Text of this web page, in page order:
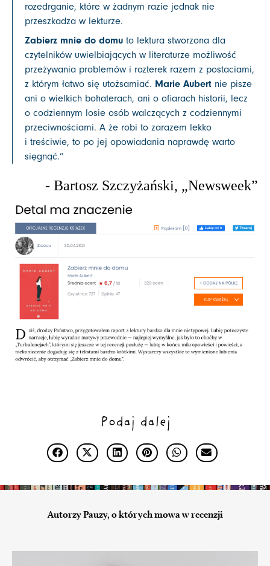
rozedrganie, które w żadnym razie jednak nie
przeszkadza w lekturze.
Zabierz mnie do domuto lektura stworzona dla
czytelników uwielbiających w literaturze możliwość
przeżywania problemów i rozterek razem z postaciami,
z którym łatwo się utożsamiać. Marie Aubertnie pisze
ani o wielkich bohaterach, ani o ofiarach historii, lecz
o codziennym losie osób walczących z codziennymi
przeciwnościami. A że robi to zarazem lekko
i treściwie, to po jej opowiadania naprawdę warto
sięgnąć.”
- Bartosz Szczyżański, „Newsweek”
Podaj dalej
Autorzy Pauzy, o których mowa w recenzji